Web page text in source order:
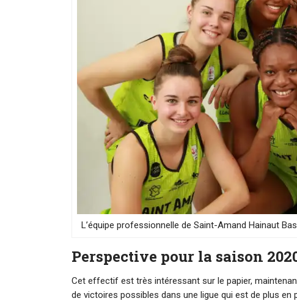
L’équipe professionnelle de Saint-Amand Hainaut
Perspective pour la saison
Cet effectif est très intéressant sur le papier,
de victoires possibles dans une ligue qui est de plus en